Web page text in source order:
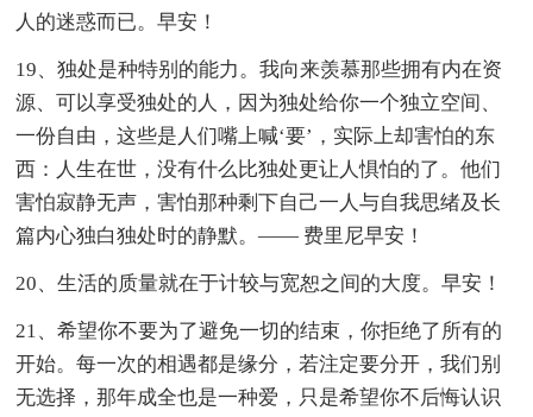
人的迷惑而已。早安！
19、独处是种特别的能力。我向来羡慕那些拥有内在资
源、可以享受独处的人，因为独处给你一个独立空间、
一份自由，这些是人们嘴上喊‘要’，实际上却害怕的东
西：人生在世，没有什么比独处更让人惧怕的了。他们
害怕寂静无声，害怕那种剩下自己一人与自我思绪及长
篇内心独白独处时的静默。—— 费里尼早安！
20、生活的质量就在于计较与宽恕之间的大度。早安！
21、希望你不要为了避免一切的结束，你拒绝了所有的
开始。每一次的相遇都是缘分，若注定要分开，我们别
无选择，那年成全也是一种爱，只是希望你不后悔认识